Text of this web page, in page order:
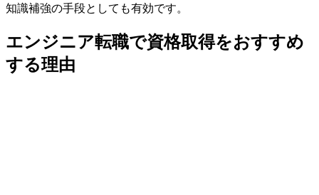
知識補強の手段としても有効です。
エンジニア転職で資格取得をおすすめ
する理由